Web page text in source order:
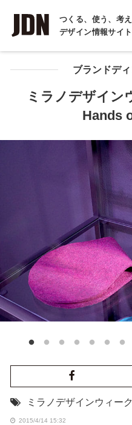
つくる、使う、考
デザイン情報サイト
INTERVIEW
インタビュー
REPORT
COLUMN
ブランドデ
ミラノデザイン
Hands
ミラノデザインウィーク
2015/4/14 15:32